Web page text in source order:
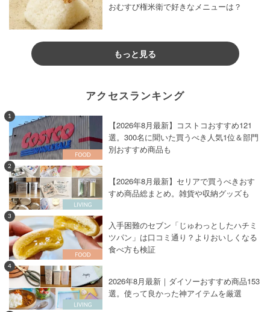
おむすび権米衛で好きなメニューは？
もっと見る
アクセスランキング
1
【2026年8月最新】コストコおすすめ121
選。300名に聞いた買うべき人気1位＆部門
別おすすめ商品も
2
【2026年8月最新】セリアで買うべきおす
すめ商品総まとめ。雑貨や収納グッズも
3
入手困難のセブン「じゅわっとしたハチミ
ツパン」は口コミ通り？よりおいしくなる
食べ方も検証
4
2026年8月最新｜ダイソーおすすめ商品153
選。使って良かった神アイテムを厳選